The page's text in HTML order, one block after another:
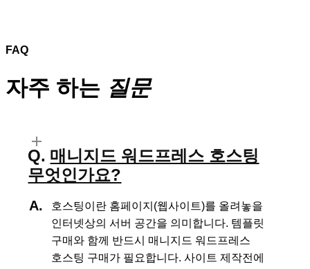
FAQ
자주 하는 질문
매니지드 워드프레스 호스팅
무엇인가요?
호스팅이란 홈페이지(웹사이트)를 올려놓을
인터넷상의 서버 공간을 의미합니다. 템플릿
구매와 함께 반드시 매니지드 워드프레스
호스팅 구매가 필요합니다. 사이트 제작전에